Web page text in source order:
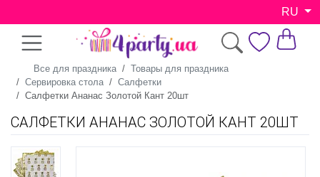
RU
Все для праздника
Товары для праздника
Сервировка стола
Салфетки
Салфетки Ананас Золотой Кант 20шт
САЛФЕТКИ АНАНАС ЗОЛОТОЙ КАНТ 20ШТ